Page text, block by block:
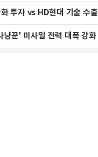
투자 vs HD현대 기술 수출
냥꾼' 미사일 전력 대폭 강화